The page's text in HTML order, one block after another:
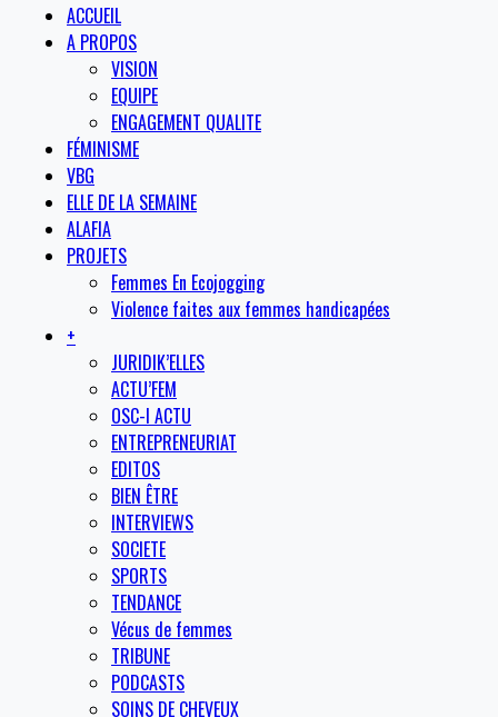
ACCUEIL
A PROPOS
VISION
EQUIPE
ENGAGEMENT QUALITE
FÉMINISME
VBG
ELLE DE LA SEMAINE
ALAFIA
PROJETS
Femmes En Ecojogging
Violence faites aux femmes handicapées
+
JURIDIK’ELLES
ACTU’FEM
OSC-I ACTU
ENTREPRENEURIAT
EDITOS
BIEN ÊTRE
INTERVIEWS
SOCIETE
SPORTS
TENDANCE
Vécus de femmes
TRIBUNE
PODCASTS
SOINS DE CHEVEUX